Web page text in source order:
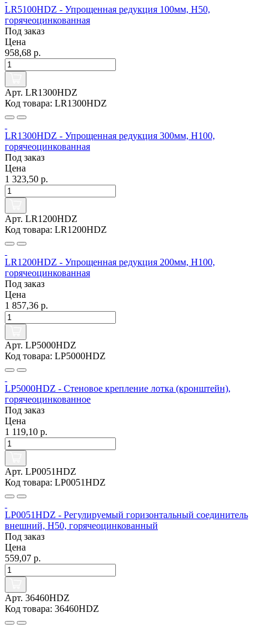
LR5100HDZ - Упрощенная редукция 100мм, Н50,
горячеоцинкованная
Под заказ
Цена
958,68 р.
Арт. LR1300HDZ
Код товара: LR1300HDZ
LR1300HDZ - Упрощенная редукция 300мм, Н100,
горячеоцинкованная
Под заказ
Цена
1 323,50 р.
Арт. LR1200HDZ
Код товара: LR1200HDZ
LR1200HDZ - Упрощенная редукция 200мм, Н100,
горячеоцинкованная
Под заказ
Цена
1 857,36 р.
Арт. LP5000HDZ
Код товара: LP5000HDZ
LP5000HDZ - Стеновое крепление лотка (кронштейн),
горячеоцинкованное
Под заказ
Цена
1 119,10 р.
Арт. LP0051HDZ
Код товара: LP0051HDZ
LP0051HDZ - Регулируемый горизонтальный соединитель
внешний, H50, горячеоцинкованный
Под заказ
Цена
559,07 р.
Арт. 36460HDZ
Код товара: 36460HDZ